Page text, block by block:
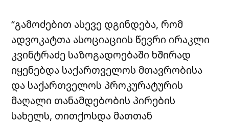
“გამოძებით ასევე დგინდება, რომ
ადვოკატთა ასოციაციის წევრი ირაკლი
კვინტრაძე საზოგადოებაში ხშირად
იყენებდა საქართველოს მთავრობისა
და საქართველოს პროკურატურის
მაღალი თანამდებობის პირების
სახელს, თითქოსდა მათთან